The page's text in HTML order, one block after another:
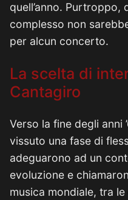
quell’anno.
complesso non
per alcun concerto.
La scelta di
Cantagiro
Verso la fine degli anni
vissuto una fase di
adeguarono ad un
evoluzione e
musica mondiale, tra le